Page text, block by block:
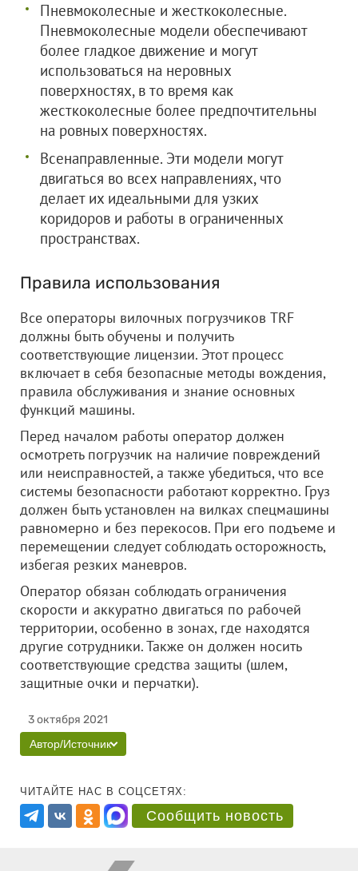
Пневмоколесные и жесткоколесные.
Пневмоколесные модели обеспечивают
более гладкое движение и могут
использоваться на неровных
поверхностях, в то время как
жесткоколесные более предпочтительны
на ровных поверхностях.
Всенаправленные. Эти модели могут
двигаться во всех направлениях, что
делает их идеальными для узких
коридоров и работы в ограниченных
пространствах.
Правила использования
Все операторы вилочных погрузчиков TRF
должны быть обучены и получить
соответствующие лицензии. Этот процесс
включает в себя безопасные методы вождения,
правила обслуживания и знание основных
функций машины.
Перед началом работы оператор должен
осмотреть погрузчик на наличие повреждений
или неисправностей, а также убедиться, что все
системы безопасности работают корректно. Груз
должен быть установлен на вилках спецмашины
равномерно и без перекосов. При его подъеме и
перемещении следует соблюдать осторожность,
избегая резких маневров.
Оператор обязан соблюдать ограничения
скорости и аккуратно двигаться по рабочей
территории, особенно в зонах, где находятся
другие сотрудники. Также он должен носить
соответствующие средства защиты (шлем,
защитные очки и перчатки).
3 октября 2021
Автор/Источник
ЧИТАЙТЕ НАС В СОЦСЕТЯХ:
Сообщить новость